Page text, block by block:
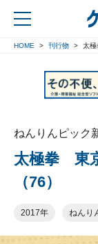
HOME 刊行物 太
ねんりんピック
太極拳 東
（76）
2017年 ねんり